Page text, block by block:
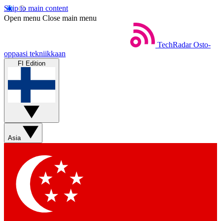
Skip to main content
Open menu Close main menu
TechRadar Osto-
oppaasi tekniikkaan
FI Edition
Asia